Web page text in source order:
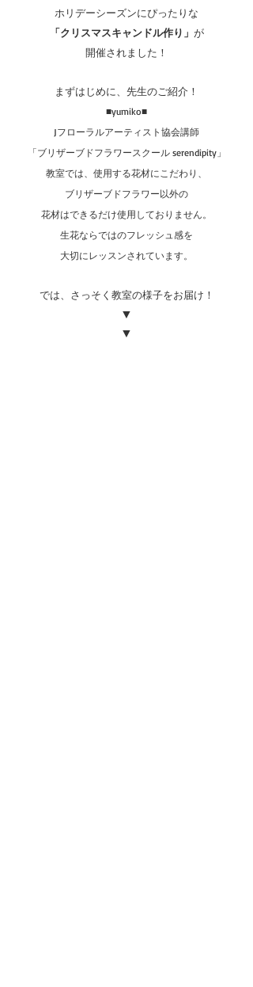
ホリデーシーズンにぴったりな
「クリスマスキャンドル作り」 が
開催されました！
まずはじめに、先生のご紹介！
■yumiko■
Jフローラルアーティスト協会講師
「ブリザーブドフラワースクール serendipity」
教室では、使用する花材にこだわり、
ブリザーブドフラワー以外の
花材はできるだけ使用しておりません。
生花ならではのフレッシュ感を
大切にレッスンされています。
では、さっそく教室の様子をお届け！
▼
▼